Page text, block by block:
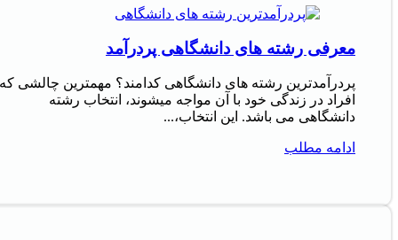
معرفی رشته های دانشگاهی پردرآمد
پردرآمدترین رشته های دانشگاهی کدامند؟ مهمترین چالشی که
افراد در زندگی خود با آن مواجه میشوند، انتخاب رشته
دانشگاهی می باشد. این انتخاب،...
ادامه مطلب